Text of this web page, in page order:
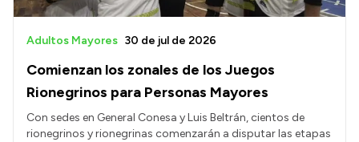
Comienzan los zonales de los Juegos
Rionegrinos para Personas Mayores
Adultos Mayores 30 de jul de 2026
Con sedes en General Conesa y Luis Beltrán, cientos de
rionegrinos y rionegrinas comenzarán a disputar las etapas